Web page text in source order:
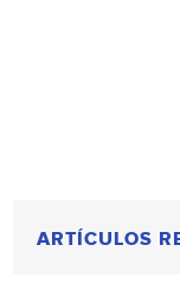
ARTÍCULOS